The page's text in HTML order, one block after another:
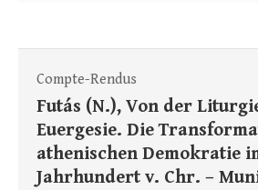
Compte-Rendus
Futás (N.), Von der
Euergesie. Die
athenischen Demokratie
Jahrhundert v. Chr. –